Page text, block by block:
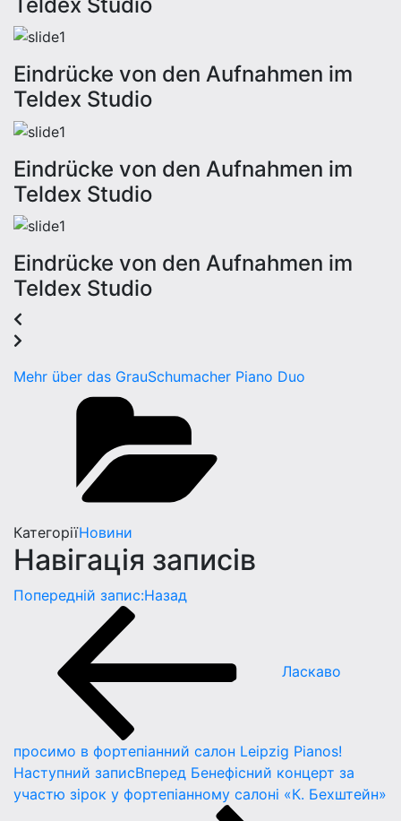
Eindrücke von den Aufnahmen im
Teldex Studio
Eindrücke von den Aufnahmen im
Teldex Studio
Eindrücke von den Aufnahmen im
Teldex Studio
Mehr über das GrauSchumacher Piano Duo
КатегоріїНовини
Навігація записів
Попередній запис:Назад
Ласкаво
просимо в фортепіанний салон Leipzig Pianos!
Наступний записВперед Бенефісний концерт за
участю зірок у фортепіанному салоні «К. Бехштейн»